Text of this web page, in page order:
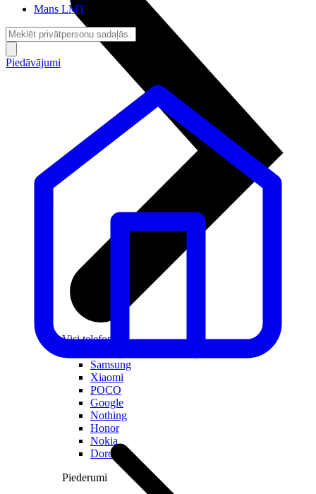
Visi telefoni
Samsung
Xiaomi
POCO
Google
Nothing
Honor
Nokia
Doro
Piederumi
Mans LMT
Piedāvājumi